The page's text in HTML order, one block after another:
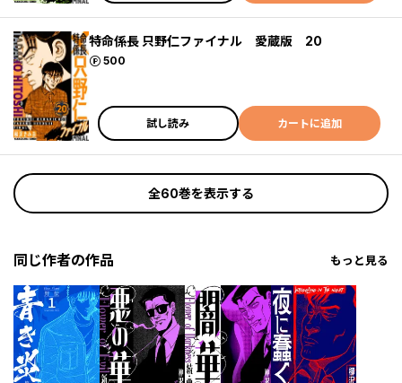
特命係長 只野仁ファイナル 愛蔵版 20
500
ポイント
試し読み カートに追加
全60巻を表示する
同じ作者の作品 もっと見る